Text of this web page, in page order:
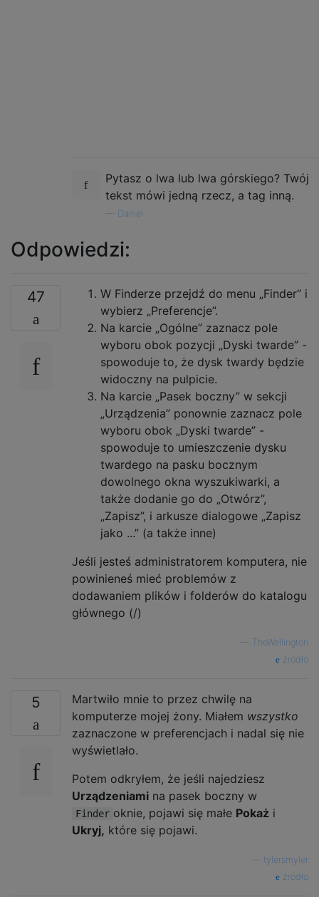
Pytasz o lwa lub lwa górskiego? Twój
tekst mówi jedną rzecz, a tag inną.
Daniel
Odpowiedzi:
47
W Finderze przejdź do menu „Finder” i
wybierz „Preferencje”.
Na karcie „Ogólne” zaznacz pole
wyboru obok pozycji „Dyski twarde” -
spowoduje to, że dysk twardy będzie
widoczny na pulpicie.
Na karcie „Pasek boczny” w sekcji
„Urządzenia” ponownie zaznacz pole
wyboru obok „Dyski twarde” -
spowoduje to umieszczenie dysku
twardego na pasku bocznym
dowolnego okna wyszukiwarki, a
także dodanie go do „Otwórz”,
„Zapisz”, i arkusze dialogowe „Zapisz
jako ...” (a także inne)
Jeśli jesteś administratorem komputera, nie
powinieneś mieć problemów z
dodawaniem plików i folderów do katalogu
głównego (/)
TheWellington
źródło
5
Martwiło mnie to przez chwilę na
komputerze mojej żony. Miałem wszystko
zaznaczone w preferencjach i nadal się nie
wyświetlało.
Potem odkryłem, że jeśli najedziesz
Urządzeniami na pasek boczny w
Finder oknie, pojawi się małe Pokaż i
Ukryj, które się pojawi.
tylersmyler
źródło